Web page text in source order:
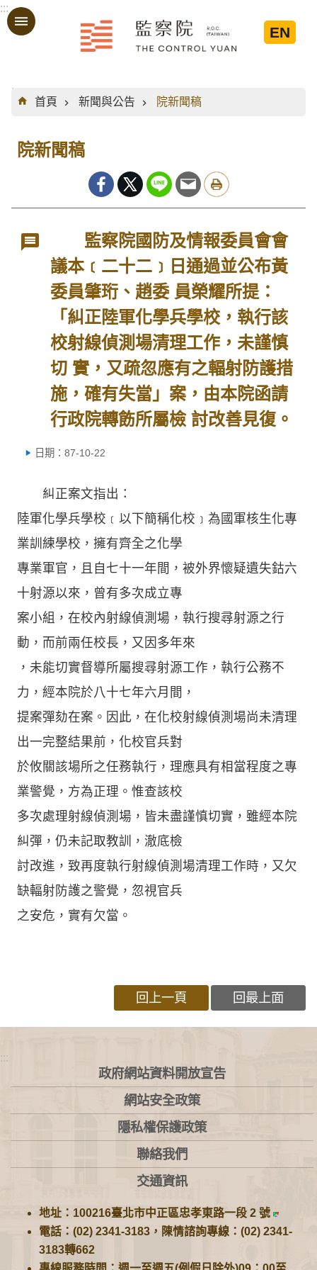
跳到主要內容區塊
:::
EN
:::
首頁
新聞與公告 院新聞稿
院新聞稿
監察院國防及情報委員會會
議本﹝二十二﹞日通過並公布黃
委員肇珩、趙委 員榮耀所提：
「糾正陸軍化學兵學校，執行該
校射線偵測場清理工作，未謹慎
切 實，又疏忽應有之輻射防護措
施，確有失當」案，由本院函請
行政院轉飭所屬檢 討改善見復。
日期：87-10-22
糾正案文指出：
陸軍化學兵學校﹝以下簡稱化校﹞為國軍核生化專
業訓練學校，擁有齊全之化學
專業軍官，且自七十一年間，被外界懷疑遺失鈷六
十射源以來，曾有多次成立專
案小組，在校內射線偵測場，執行搜尋射源之行
動，而前兩任校長，又因多年來
，未能切實督導所屬搜尋射源工作，執行公務不
力，經本院於八十七年六月間，
提案彈劾在案。因此，在化校射線偵測場尚未清理
出一完整結果前，化校官兵對
於攸關該場所之任務執行，理應具有相當程度之專
業警覺，方為正理。惟查該校
多次處理射線偵測場，皆未盡謹慎切實，雖經本院
糾彈，仍未記取教訓，澈底檢
討改進，致再度執行射線偵測場清理工作時，又欠
缺輻射防護之警覺，忽視官兵
之安危，實有欠當。
回上一頁 回最上面
:::
政府網站資料開放宣告
網站安全政策
隱私權保護政策
聯絡我們
交通資訊
地址：100216臺北市中正區忠孝東路一段 2 號
電話：(02) 2341-3183，陳情諮詢專線：(02) 2341-
3183轉662